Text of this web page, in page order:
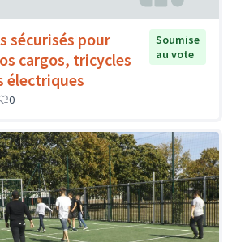
sécurisés pour
cargos, tricycles
électriques
Soumise
au vote
0